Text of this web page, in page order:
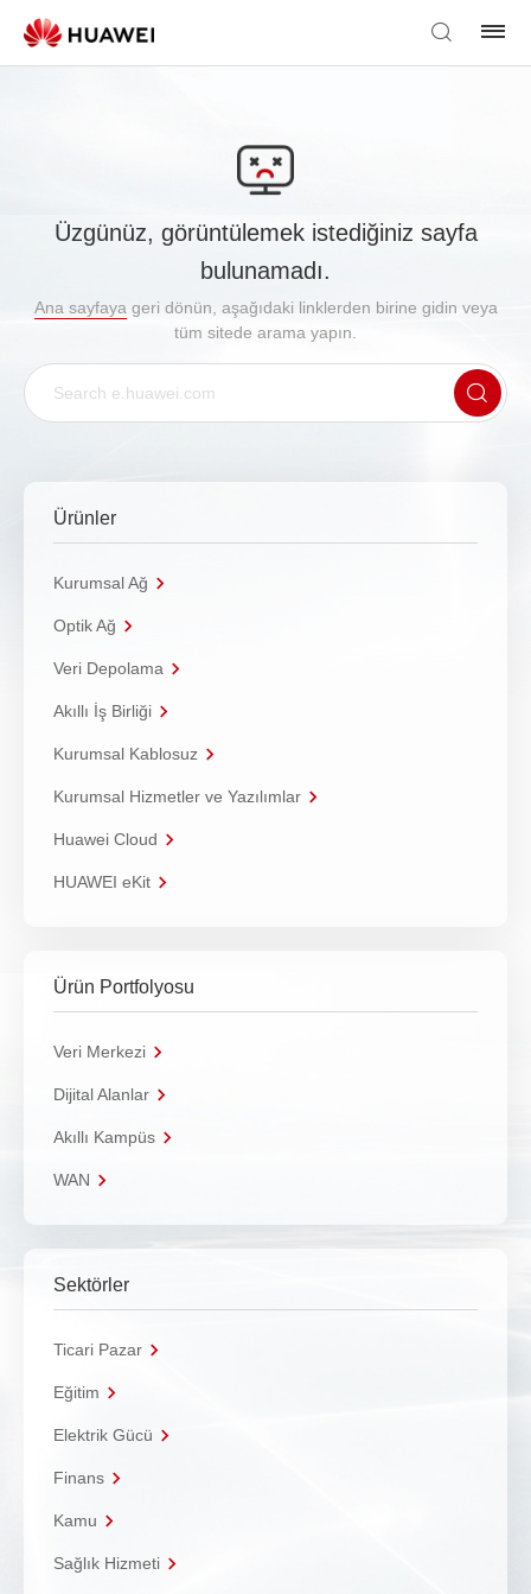
Üzgünüz, görüntülemek istediğiniz sayfa
bulunamadı.
Ana sayfaya geri dönün, aşağıdaki linklerden birine gidin veya
tüm sitede arama yapın.
Ürünler
Kurumsal Ağ
Optik Ağ
Veri Depolama
Akıllı İş Birliği
Kurumsal Kablosuz
Kurumsal Hizmetler ve Yazılımlar
Huawei Cloud
HUAWEI eKit
Ürün Portfolyosu
Veri Merkezi
Dijital Alanlar
Akıllı Kampüs
WAN
Sektörler
Ticari Pazar
Eğitim
Elektrik Gücü
Finans
Kamu
Sağlık Hizmeti